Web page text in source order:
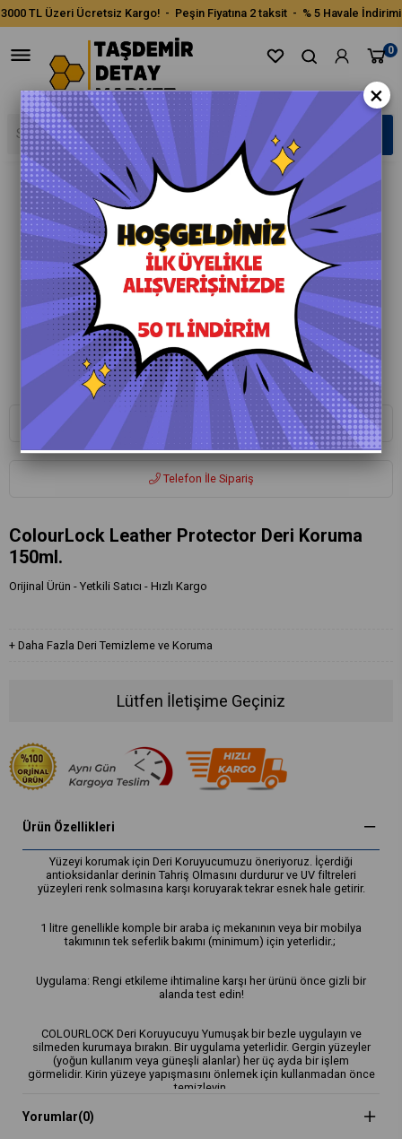
3000 TL Üzeri Ücretsiz Kargo! - Peşin Fiyatına 2 taksit - % 5 Havale İndirimi
0
›
Whatsapp ile Sipariş
Telefon İle Sipariş
ColourLock Leather Protector Deri Koruma
150ml.
Orijinal Ürün - Yetkili Satıcı - Hızlı Kargo
+ Daha Fazla Deri Temizleme ve Koruma
Lütfen İletişime Geçiniz
Ürün Özellikleri
Yüzeyi korumak için Deri Koruyucumuzu öneriyoruz. İçerdiği
antioksidanlar derinin Tahriş Olmasını durdurur ve UV filtreleri
yüzeyleri renk solmasına karşı koruyarak tekrar esnek hale getirir.
1 litre genellikle komple bir araba iç mekanının veya bir mobilya
takımının tek seferlik bakımı (minimum) için yeterlidir.;
Uygulama: Rengi etkileme ihtimaline karşı her ürünü önce gizli bir
alanda test edin!
COLOURLOCK Deri Koruyucuyu Yumuşak bir bezle uygulayın ve
silmeden kurumaya bırakın. Bir uygulama yeterlidir. Gergin yüzeyler
(yoğun kullanım veya güneşli alanlar) her üç ayda bir işlem
görmelidir. Kirin yüzeye yapışmasını önlemek için kullanmadan önce
temizleyin.
Bu ürünler "Cool Leather/SRT (SunReflektif Teknolojili) Deri" için de
Yorumlar(0)
×